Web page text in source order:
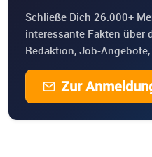
Schließe Dich 26.000+
interessante Fakten über
Redaktion, Job-
Zur